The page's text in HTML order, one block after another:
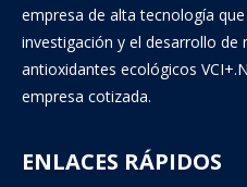
empresa de alta tecnología
investigación y el desarrollo de
antioxidantes ecológicos
empresa cotizada.
ENLACES RÁPIDOS